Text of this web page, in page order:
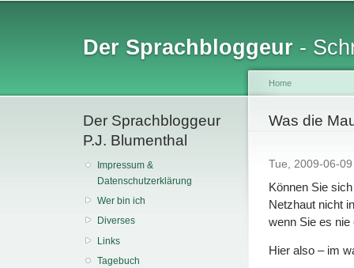
Der Sprachbloggeur -
Der Sprachbloggeur
P.J. Blumenthal
Impressum &
Datenschutzerklärung
Wer bin ich
Diverses
Links
Tagebuch
You are
Home
Was die
Tue, 2009-06-
Können Sie
Netzhaut nicht
wenn Sie es nie
Hier also – im